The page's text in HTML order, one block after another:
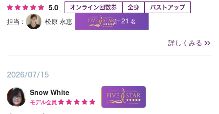
5.0 オンライン回数券 全身 バストアップ
担当： 松原 永恵 計 21 名
詳しくみる
2026/07/15
Snow White
モデル会員